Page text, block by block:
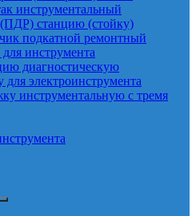
инструментальный
станцию (стойку)
подкатной ремонтный
инструмента
диагностическую
электроинструмента
инструментальную с тремя